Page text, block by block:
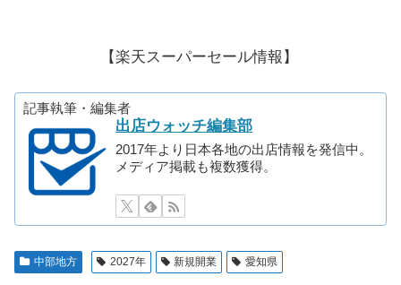
【楽天スーパーセール情報】
記事執筆・編集者
出店ウォッチ編集部
2017年より日本各地の出店情報を発信中。
メディア掲載も複数獲得。
中部地方 2027年 新規開業 愛知県